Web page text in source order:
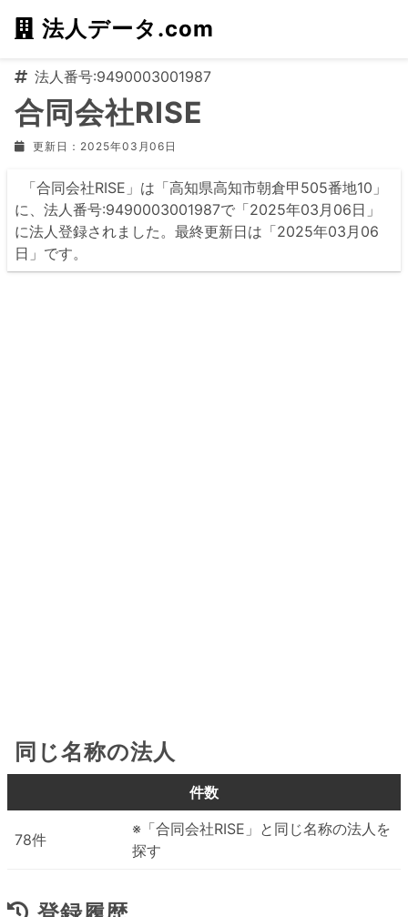
法人データ.com
法人番号:9490003001987
合同会社RISE
更新日：2025年03月06日
「合同会社RISE」は「高知県高知市朝倉甲505番地10」
に、法人番号:9490003001987で「2025年03月06日」
に法人登録されました。最終更新日は「2025年03月06
日」です。
同じ名称の法人
件数
78件
※「合同会社RISE」と同じ名称の法人を
探す